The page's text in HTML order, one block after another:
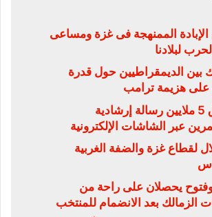
الممنهجة فى غزة ومساعى
لبلادنا
الديمقراطيين حول قدرة
على هزيمة ترامب
إطلاق 5 ملايين رسالة إرشادية
عبر الشاشات الإلكترونية
لقطاع غزة والضفة الغربية
يحصلان على راحة من
الزمالك بعد الانضمام للمنتخب